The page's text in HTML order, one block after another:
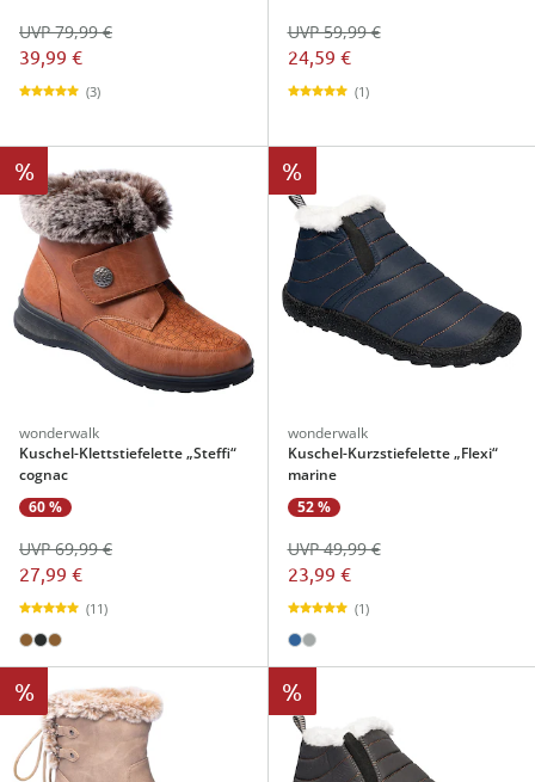
39,99 €
UVP 79,99 €
(3)
24,59 €
UVP 59,99 €
(1)
%
wonderwalk
Kuschel-Klettstiefelette „Steffi“
cognac
60 %
27,99 €
UVP 69,99 €
(11)
%
wonderwalk
Kuschel-Kurzstiefelette „Flexi“
marine
52 %
23,99 €
UVP 49,99 €
(1)
% %